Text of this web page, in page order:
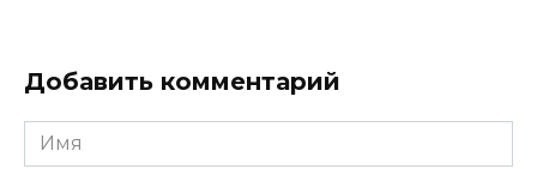
Добавить комментарий
Имя
*